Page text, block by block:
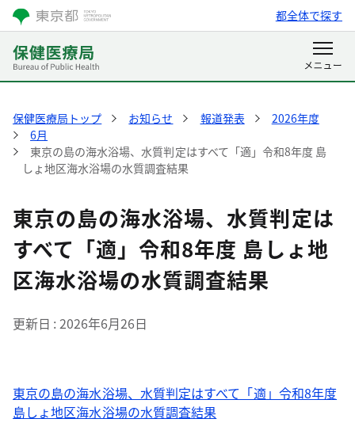
都全体で探す
保健医療局トップ お知らせ 報道発表
2026年度
6月
東京の島の海水浴場、水質判定はすべて「適」令和8年度 島
しょ地区海水浴場の水質調査結果
東京の島の海水浴場、水質判定は
すべて「適」令和8年度 島しょ地
区海水浴場の水質調査結果
更新日 2026年6月26日
東京の島の海水浴場、水質判定はすべて「適」令和8年度
島しょ地区海水浴場の水質調査結果